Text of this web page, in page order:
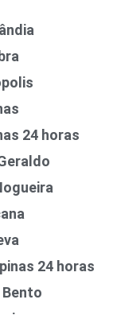
24 horas
24 horas